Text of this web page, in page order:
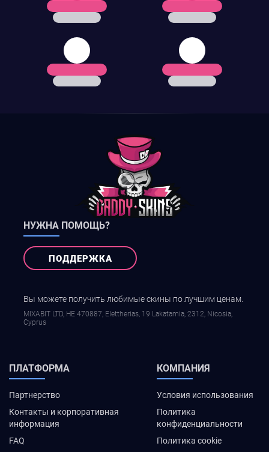
НУЖНА ПОМОЩЬ?
ПОДДЕРЖКА
Вы можете получить любимые скины по лучшим ценам.
MIXABIT LTD, ΗΕ 470887, Elettherias, 19 Lakatamia, 2312, Nicosia,
Cyprus
ПЛАТФОРМА
Партнерство
Контакты и корпоративная
информация
FAQ
КОМПАНИЯ
Условия использования
Политика
конфиденциальности
Политика cookie